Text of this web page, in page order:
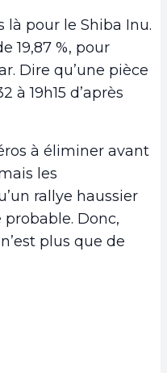
là pour le Shiba Inu.
19,87 %, pour
Dire qu’une pièce
à 19h15 d’après
à éliminer avant
les
rallye haussier
Donc,
n’est plus que de